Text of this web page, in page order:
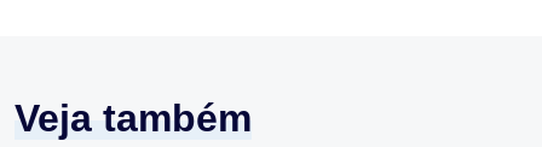
Veja também